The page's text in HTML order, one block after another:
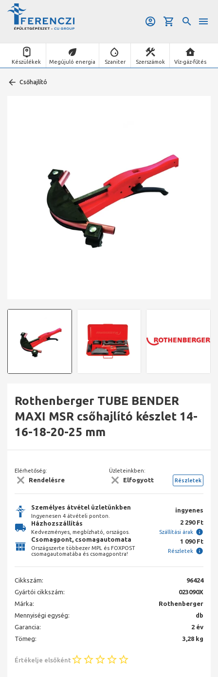
Készülékek Megújuló energia Szaniter Szerszámok Víz-gáz-fűtés
Csőhajlító
Rothenberger TUBE BENDER
MAXI MSR csőhajlító készlet 14-
16-18-20-25 mm
Elérhetőség:
Rendelésre
Üzleteinkben:
Elfogyott Részletek
Személyes átvétel üzletünkben
Ingyenesen 4 átvételi ponton.
ingyenes
Házhozszállítás
Kedvezményes, megbízható, országos.
2 290 Ft
Szállítási árak
Csomagpont, csomagautomata
Országszerte többezer MPL és FOXPOST
csomagautomatába és csomagpontra!
1 090 Ft
Részletek
Cikkszám:
96424
Gyártói cikkszám:
023090X
Márka:
Rothenberger
Mennyiségi egység:
db
Garancia:
2 év
Tömeg:
3,28 kg
Értékelje elsőként